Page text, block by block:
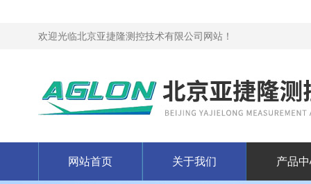
欢迎光临北京亚捷隆测控技术有限公司网站！
网站首页 关于我们 产品